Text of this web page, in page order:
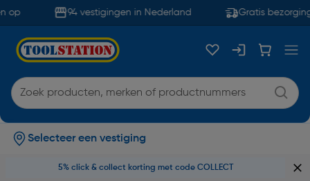
op 94 vestigingen in Nederland Gratis
Selecteer een vestiging
5% click & collect korting met code COLLECT